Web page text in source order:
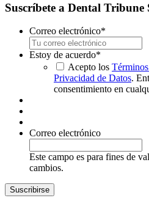
Suscríbete a Dental Tribune
Correo electrónico*
Estoy de acuerdo*
Acepto los
Privacidad de Datos.
consentimiento en
Correo electrónico
Este campo es para fines de
cambios.